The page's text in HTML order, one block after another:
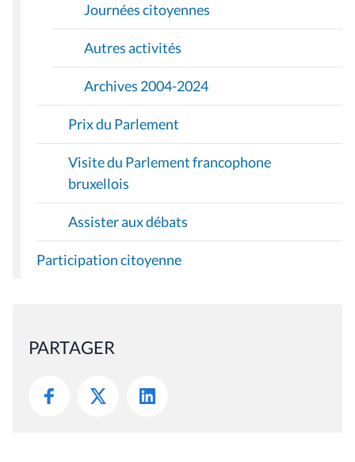
Journées citoyennes
Autres activités
Archives 2004-2024
Prix du Parlement
Visite du Parlement francophone
bruxellois
Assister aux débats
Participation citoyenne
PARTAGER